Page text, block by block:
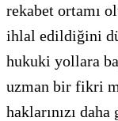
rekabet ortamı
ihlal edildiğini
hukuki yollara
uzman bir fikri
haklarınızı